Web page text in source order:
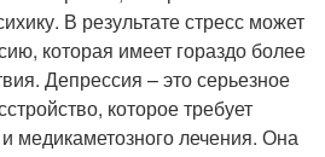
В результате стресс может
которая имеет гораздо более
Депрессия – это серьезное
которое требует
медикаметозного лечения. Она